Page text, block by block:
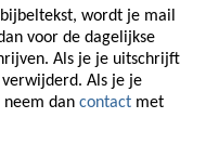
wordt je mail
voor de dagelijkse
Als je je uitschrijft
Als je je
dan contact met